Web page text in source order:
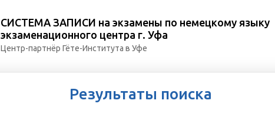
СИСТЕМА ЗАПИСИ на экзамены по немецкому языку
экзаменационного центра г. Уфа
Центр-партнёр Гёте-Института в Уфе
Результаты поиска